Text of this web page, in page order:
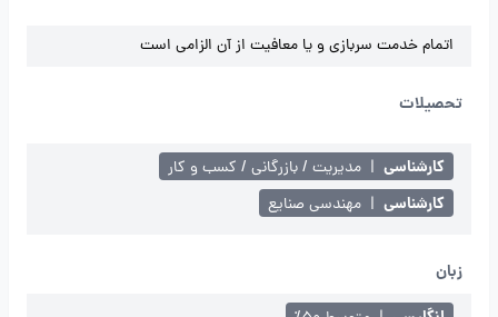
اتمام خدمت سربازی و یا معافیت از آن الزامی است
تحصیلات
کارشناسی | مدیریت / بازرگانی / کسب و کار
کارشناسی | مهندسی صنایع
زبان